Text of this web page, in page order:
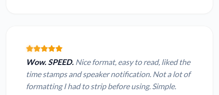
Wow. SPEED. Nice format, easy to read, liked the
time stamps and speaker notification. Not a lot of
formatting I had to strip before using. Simple.